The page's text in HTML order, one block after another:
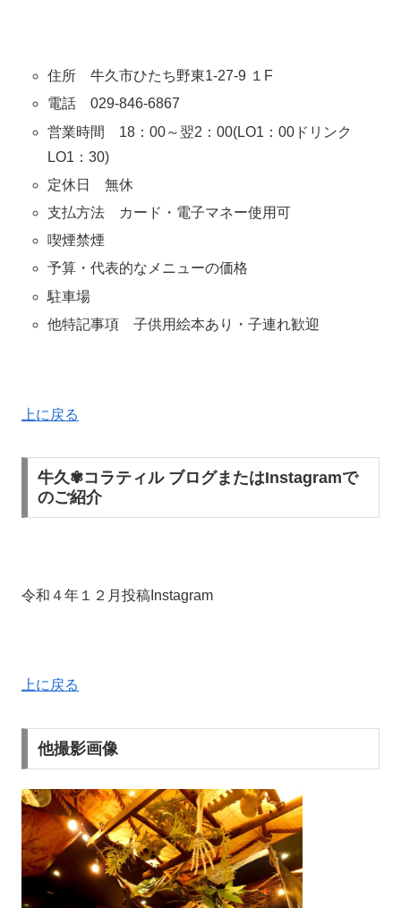
住所 牛久市ひたち野東1-27-9 １F
電話 029-846-6867
営業時間 18：00～翌2：00(LO1：00ドリンク
LO1：30)
定休日 無休
支払方法 カード・電子マネー使用可
喫煙禁煙
予算・代表的なメニューの価格
駐車場
他特記事項 子供用絵本あり・子連れ歓迎
上に戻る
牛久✾コラティル ブログまたはInstagramで
のご紹介
令和４年１２月投稿Instagram
上に戻る
他撮影画像